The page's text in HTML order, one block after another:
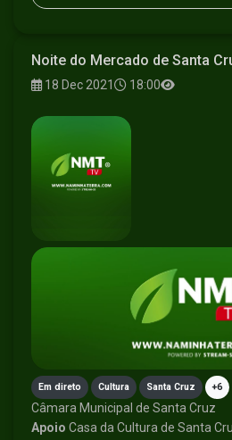
Noite do Mercado de Santa
18 Dec 2021 18:00
Em direto Cultura Santa Cruz +6
Câmara Municipal de Santa Cruz
Apoio Casa da Cultura de Santa